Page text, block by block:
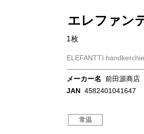
エレファン
1枚
ELEFANTTI
メーカー名 前田源商店
JAN 4582401041647
常温